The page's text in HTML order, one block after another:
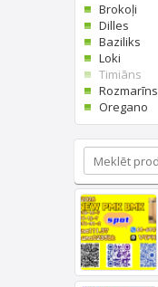
Brokoļi
Dilles
Baziliks
Loki
Timiāns
Rozmarīns
Oregano